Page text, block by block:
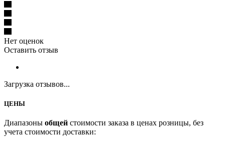
Нет оценок
Оставить отзыв
Загрузка отзывов...
ЦЕНЫ
Диапазоны общей стоимости заказа в ценах розницы, без
учета стоимости доставки: